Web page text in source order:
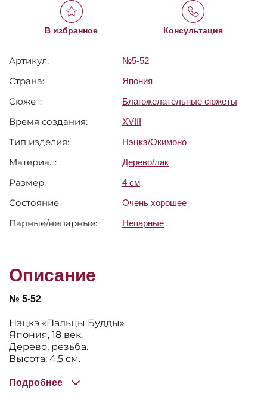
В избранное Консультация
Артикул: №5-52
Страна: Япония
Сюжет: Благожелательные сюжеты
Время создания: XVIII
Тип изделия: Нэцкэ/Окимоно
Материал: Дерево/лак
Размер: 4 см
Состояние: Очень хорошее
Парные/непарные: Непарные
Описание
№ 5-52
Нэцкэ «Пальцы Будды»
Япония, 18 век.
Дерево, резьба.
Высота: 4,5 см.
Подробнее